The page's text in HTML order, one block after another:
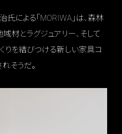
による「MORIWA」は、森林
材とラグジュアリー、そして
りを結びつける新しい家具コ
そうだ。